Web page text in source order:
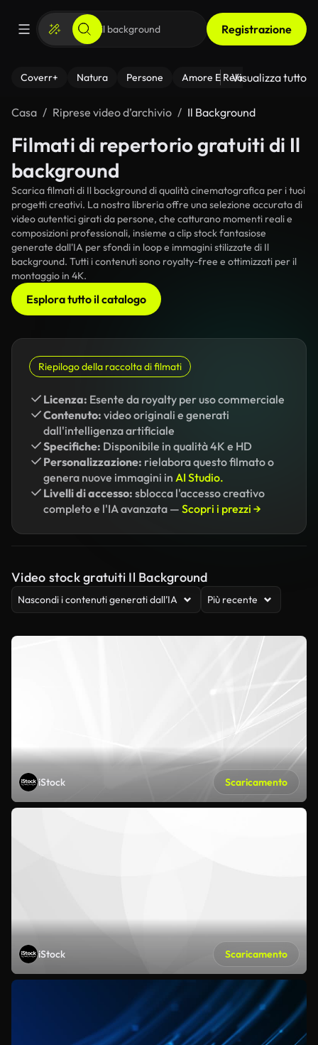
Registrazione
Coverr+ Natura Persone Amore E Relazioni Il
Visualizza tutto
Casa Riprese video d’archivio Il Background
Filmati di repertorio gratuiti di Il
background
Scarica filmati di Il background di qualità cinematografica per i tuoi
progetti creativi. La nostra libreria offre una selezione accurata di
video autentici girati da persone, che catturano momenti reali e
composizioni professionali, insieme a clip stock fantasiose
generate dall'IA per sfondi in loop e immagini stilizzate di Il
background. Tutti i contenuti sono royalty-free e ottimizzati per il
montaggio in 4K.
Esplora tutto il catalogo
Riepilogo della raccolta di filmati
Licenza: Esente da royalty per uso commerciale
Contenuto: video originali e generati
dall'intelligenza artificiale
Specifiche: Disponibile in qualità 4K e HD
Personalizzazione: rielabora questo filmato o
genera nuove immagini in AI Studio.
Livelli di accesso: sblocca l'accesso creativo
completo e l'IA avanzata — Scopri i prezzi →
Video stock gratuiti Il Background
Nascondi i contenuti generati dall’IA Più recente
iStock Scaricamento
iStock Scaricamento